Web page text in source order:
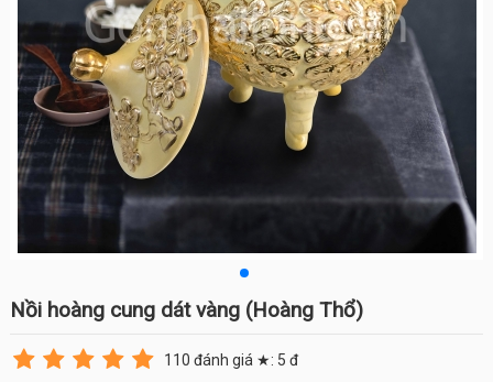
Nồi hoàng cung dát vàng (Hoàng Thổ)
110 đánh giá ★: 5 đ